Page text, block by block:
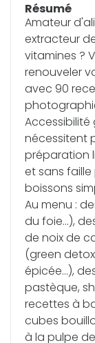
Résumé
Amateur
extracteur
vitamines ?
renouveler
avec 90
nécessitent
préparation
et sans
boissons
Au menu :
du foie...),
de noix de
(green
épicée...),
pastèque,
recettes à
cubes
à la pulpe de